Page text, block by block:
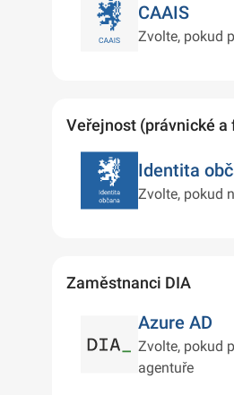
CAAIS
Zvolte, pokud
Veřejnost (právnické a
Identita
Zvolte, pokud
Zaměstnanci DIA
Azure AD
Zvolte, pokud
agentuře